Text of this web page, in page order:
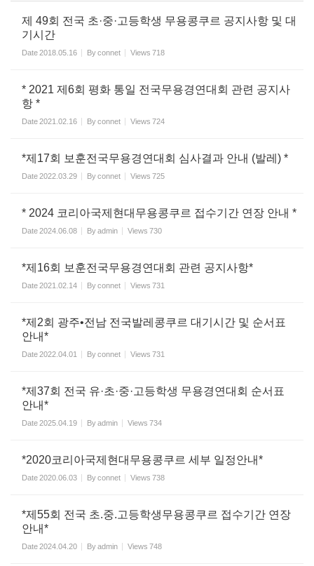
제 49회 전국 초·중·고등학생 무용콩쿠르 공지사항 및 대
기시간
Date2018.05.16 Byconnet Views 718
* 2021 제6회 평화 통일 전국무용경연대회 관련 공지사
항 *
Date2021.02.16 Byconnet Views 724
*제17회 보훈전국무용경연대회 심사결과 안내 (발레) *
Date2022.03.29 Byconnet Views 725
* 2024 코리아국제현대무용콩쿠르 접수기간 연장 안내 *
Date2024.06.08 Byadmin Views 730
*제16회 보훈전국무용경연대회 관련 공지사항*
Date2021.02.14 Byconnet Views 731
*제2회 광주•전남 전국발레콩쿠르 대기시간 및 순서표
안내*
Date2022.04.01 Byconnet Views 731
*제37회 전국 유·초·중·고등학생 무용경연대회 순서표
안내*
Date2025.04.19 Byadmin Views 734
*2020코리아국제현대무용콩쿠르 세부 일정안내*
Date2020.06.03 Byconnet Views 738
*제55회 전국 초.중.고등학생무용콩쿠르 접수기간 연장
안내*
Date2024.04.20 Byadmin Views 748